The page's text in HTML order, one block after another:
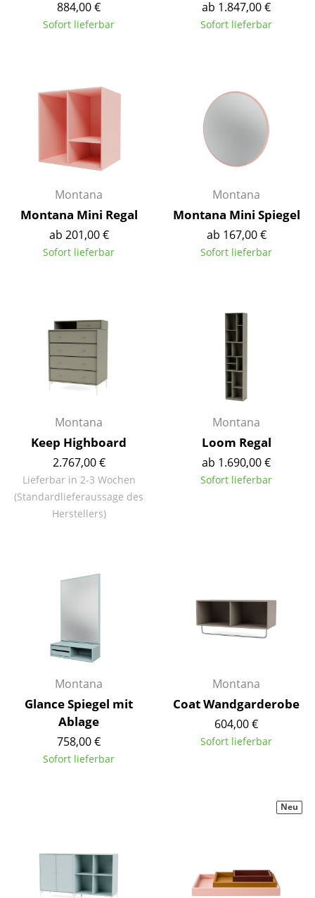
... alle Aufbewahrungsmöbel
Tischleuchten
Schreibtischleuchten
Stehleuchten & Leseleuchten
Bodenleuchten
Wandleuchten
Outdoor-Leuchten
Betten
Doppelbetten
Stapelbetten
Kinderbetten
Nachttische & Bettzubehör
... alle Betten
Figuren & Miniaturen
Vasen
Tabletts
Büroutensilien
Aufbewahrungsboxen
Vorhänge
... alle Accessoires
884,00 €
Sofort lieferbar
ab 1.847,00 €
Sofort lieferbar
Montana
Montana Mini Regal
ab 201,00 €
Sofort lieferbar
Montana
Montana Mini Spiegel
ab 167,00 €
Sofort lieferbar
Montana
Keep Highboard
2.767,00 €
Lieferbar in 2-3 Wochen
(Standardlieferaussage des
Herstellers)
Montana
Loom Regal
ab 1.690,00 €
Sofort lieferbar
Montana
Glance Spiegel mit
Ablage
758,00 €
Sofort lieferbar
Montana
Coat Wandgarderobe
604,00 €
Sofort lieferbar
Neu